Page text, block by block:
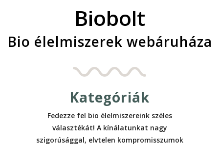
Biobolt
Bio élelmiszerek webáruháza
Kategóriák
Fedezze fel bio élelmiszereink széles
választékát! A kínálatunkat nagy
szigorúsággal, elvtelen kompromisszumok